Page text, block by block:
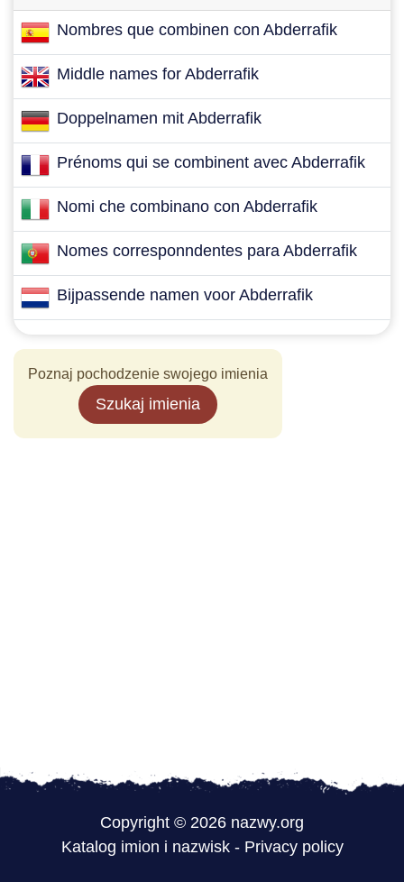
Nombres que combinen con Abderrafik
Middle names for Abderrafik
Doppelnamen mit Abderrafik
Prénoms qui se combinent avec Abderrafik
Nomi che combinano con Abderrafik
Nomes corresponndentes para Abderrafik
Bijpassende namen voor Abderrafik
Poznaj pochodzenie swojego imienia
Szukaj imienia
Copyright © 2026 nazwy.org
Katalog imion i nazwisk- Privacy policy